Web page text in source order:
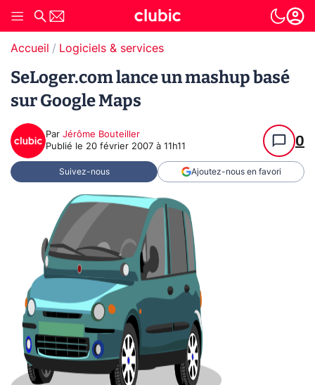
Accueil Logiciels & services
SeLoger.com lance un mashup basé
sur Google Maps
Par Jérôme Bouteiller
Publié le 20 février 2007 à 11h11 0
Suivez-nous Ajoutez-nous en favori